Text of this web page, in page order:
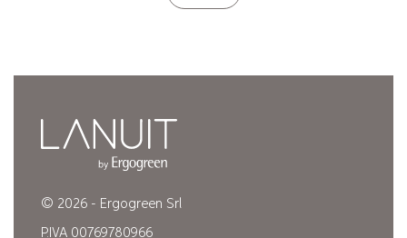
© 2026 - Ergogreen Srl
P.IVA 00769780966